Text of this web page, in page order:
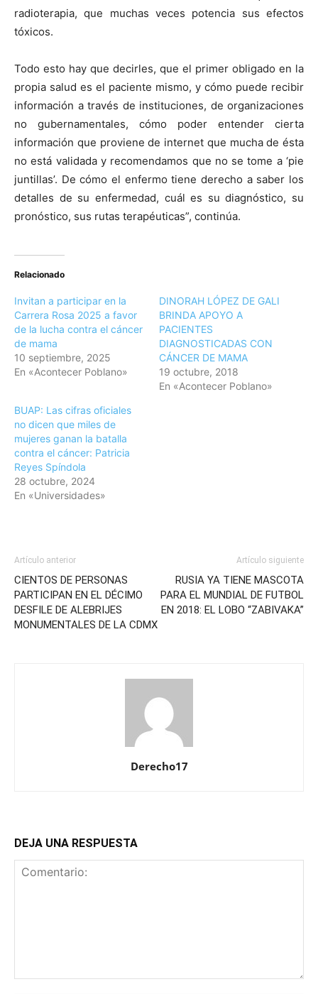
radioterapia, que muchas veces potencia sus efectos
tóxicos.
Todo esto hay que decirles, que el primer obligado en la
propia salud es el paciente mismo, y cómo puede recibir
información a través de instituciones, de organizaciones
no gubernamentales, cómo poder entender cierta
información que proviene de internet que mucha de ésta
no está validada y recomendamos que no se tome a ‘pie
juntillas’. De cómo el enfermo tiene derecho a saber los
detalles de su enfermedad, cuál es su diagnóstico, su
pronóstico, sus rutas terapéuticas”, continúa.
Relacionado
Invitan a participar en la
Carrera Rosa 2025 a favor
de la lucha contra el cáncer
de mama
10 septiembre, 2025
En «Acontecer Poblano»
DINORAH LÓPEZ DE GALI
BRINDA APOYO A
PACIENTES
DIAGNOSTICADAS CON
CÁNCER DE MAMA
19 octubre, 2018
En «Acontecer Poblano»
BUAP: Las cifras oficiales
no dicen que miles de
mujeres ganan la batalla
contra el cáncer: Patricia
Reyes Spíndola
28 octubre, 2024
En «Universidades»
Artículo anterior
CIENTOS DE PERSONAS
PARTICIPAN EN EL DÉCIMO
DESFILE DE ALEBRIJES
MONUMENTALES DE LA CDMX
Artículo siguiente
RUSIA YA TIENE MASCOTA
PARA EL MUNDIAL DE FUTBOL
EN 2018: EL LOBO “ZABIVAKA”
Derecho17
DEJA UNA RESPUESTA